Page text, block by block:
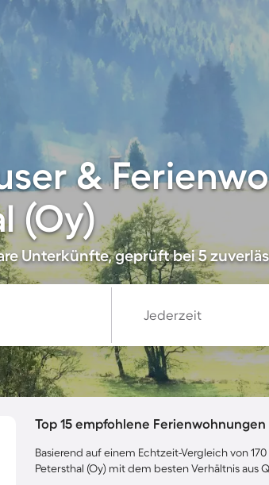
&
(Oy)
Unterkünfte, geprüft bei 5
Jederzeit
Top 15 empfohlene
Basierend auf einem Echtzeit-Vergleich von
Petersthal (Oy) mit dem besten Verhältnis aus